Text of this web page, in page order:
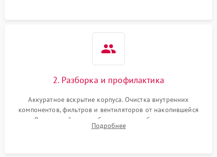
2. Разборка и профилактика
Аккуратное вскрытие корпуса. Очистка внутренних
компонентов, фильтров и вентиляторов от накопившейся
пыли. Визуальный осмотр блока питания, балласта лампы и
материнской платы на наличие прогаров или вздутых
Подробнее